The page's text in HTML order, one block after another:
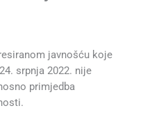
javnošću koje
srpnja 2022. nije
primjedba